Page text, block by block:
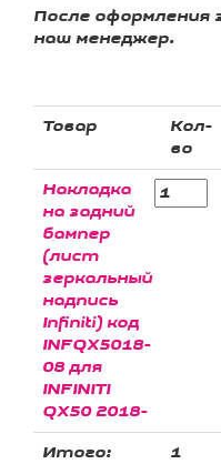
После оформления
наш менеджер.
Товар
Кол-
во
Накладка
на задний
бампер
(лист
зеркальный
надпись
Infiniti) код
INFQX5018-
08 для
INFINITI
QX50 2018-
Итого: 1